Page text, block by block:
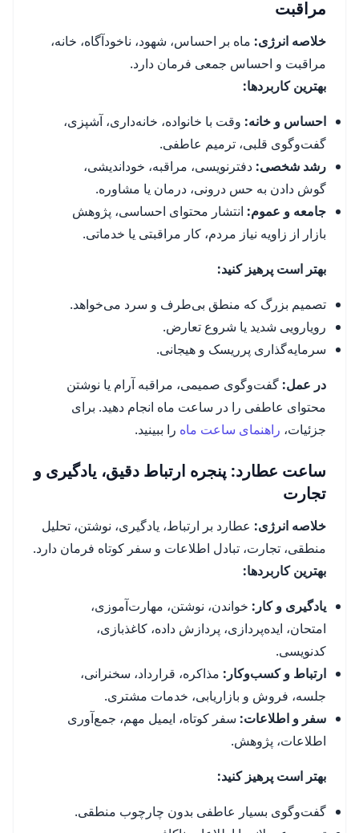
مراقبت
خلاصه انرژی: ماه بر احساس، شهود، ناخودآگاه، خانه،
مراقبت و احساس جمعی فرمان دارد.
بهترین کاربردها:
احساس و خانه: وقت با خانواده، خانه‌داری، آشپزی،
گفت‌وگوی قلبی، ترمیم عاطفی.
رشد شخصی: دفترنویسی، مراقبه، خوداندیشی،
گوش دادن به حس درونی، درمان یا مشاوره.
جامعه و عموم: انتشار محتوای احساسی، پژوهش
بازار از زاویه نیاز مردم، کار مراقبتی یا خدماتی.
بهتر است پرهیز کنید:
تصمیم بزرگ که منطق بی‌طرف و سرد می‌خواهد.
رویارویی شدید یا شروع تعارض.
سرمایه‌گذاری پرریسک و هیجانی.
در عمل: گفت‌وگوی صمیمی، مراقبه آرام یا نوشتن
محتوای عاطفی را در ساعت ماه انجام دهید. برای
جزئیات، راهنمای ساعت ماه را ببینید.
ساعت عطارد: پنجره ارتباط دقیق، یادگیری و
تجارت
خلاصه انرژی: عطارد بر ارتباط، یادگیری، نوشتن، تحلیل
منطقی، تجارت، تبادل اطلاعات و سفر کوتاه فرمان دارد.
بهترین کاربردها:
یادگیری و کار: خواندن، نوشتن، مهارت‌آموزی،
امتحان، ایده‌پردازی، پردازش داده، کاغذبازی،
کدنویسی.
ارتباط و کسب‌وکار: مذاکره، قرارداد، سخنرانی،
جلسه، فروش و بازاریابی، خدمات مشتری.
سفر و اطلاعات: سفر کوتاه، ایمیل مهم، جمع‌آوری
اطلاعات، پژوهش.
بهتر است پرهیز کنید:
گفت‌وگوی بسیار عاطفی بدون چارچوب منطقی.